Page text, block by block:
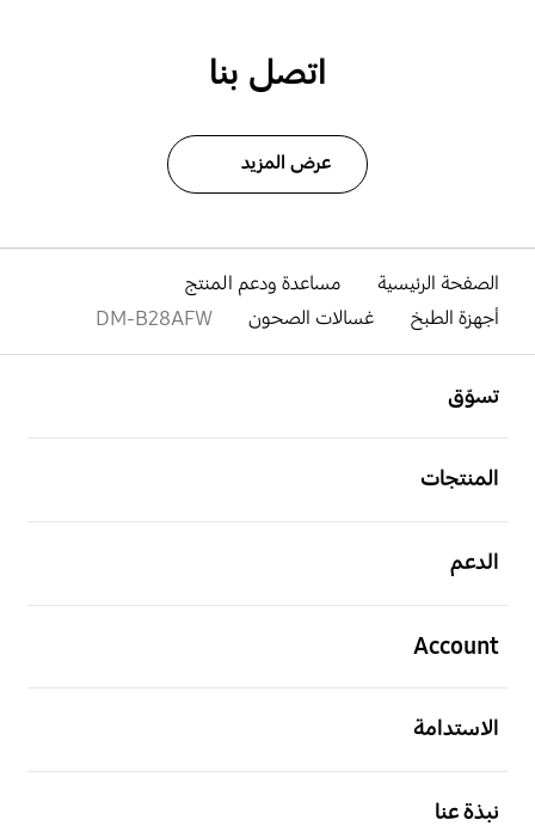
اتصل بنا
عرض المزيد
الصفحة الرئيسية
مساعدة ودعم المنتج
أجهزة الطبخ
غسالات الصحون DM-B28AFW
تسوّق
المنتجات
الدعم
Account
الاستدامة
نبذة عنا